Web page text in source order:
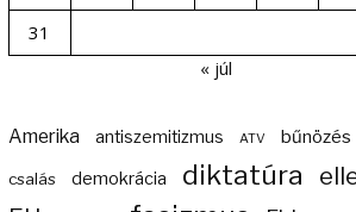
31
« júl
Amerika antiszemitizmus ATV bűnözés
csalás demokrácia diktatúra